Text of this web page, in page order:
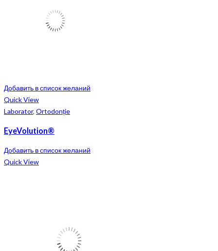
Добавить в список желаний
Quick View
Laborator, Ortodonție
EyeVolution®
Добавить в список желаний
Quick View